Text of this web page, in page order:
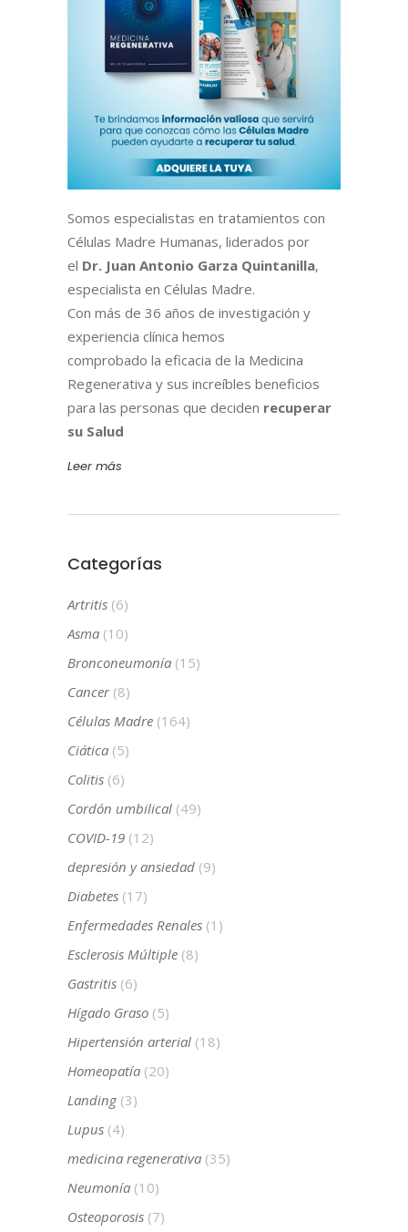
Somos especialistas en tratamientos con
Células Madre Humanas, liderados por
el Dr. Juan Antonio Garza Quintanilla,
especialista en Células Madre.
Con más de 36 años de investigación y
experiencia clínica hemos
comprobado la eficacia de la Medicina
Regenerativa y sus increíbles beneficios
para las personas que deciden recuperar
su Salud
Leer más
Categorías
Artritis (6)
Asma (10)
Bronconeumonía (15)
Cancer(8)
Células Madre (164)
Ciática (5)
Colitis (6)
Cordón umbilical (49)
COVID-19 (12)
depresión y ansiedad (9)
Diabetes (17)
Enfermedades Renales (1)
Esclerosis Múltiple (8)
Gastritis (6)
Hígado Graso (5)
Hipertensión arterial (18)
Homeopatía (20)
Landing (3)
Lupus (4)
medicina regenerativa (35)
Neumonía (10)
Osteoporosis (7)